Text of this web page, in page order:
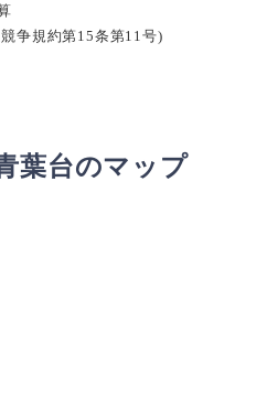
争規約第15条第11号)
葉台のマップ